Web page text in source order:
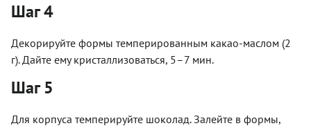
Шаг 4
Декорируйте формы темперированным какао-маслом (2
г). Дайте ему кристаллизоваться, 5–7 мин.
Шаг 5
Для корпуса темперируйте шоколад. Залейте в формы,